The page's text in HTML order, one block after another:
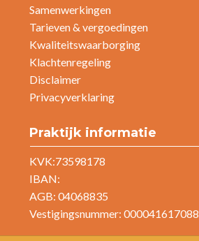
Samenwerkingen
Tarieven & vergoedingen
Kwaliteitswaarborging
Klachtenregeling
Disclaimer
Privacyverklaring
Praktijk informatie
KVK:73598178
IBAN:
AGB: 04068835
Vestigingsnummer: 000041617088